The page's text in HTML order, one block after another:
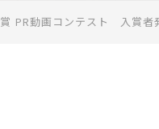
PR動画コンテスト 入賞者